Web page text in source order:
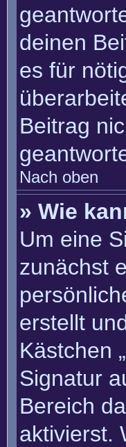
deinen
es für
Beitrag
Nach oben
» Wie
Um eine
zunächst
erstellt
Kästchen
Signatur
Bereich
aktivierst.